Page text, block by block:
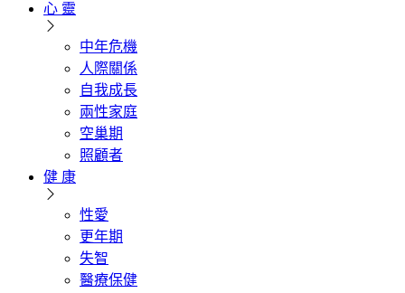
心 靈
中年危機
人際關係
自我成長
兩性家庭
空巢期
照顧者
健 康
性愛
更年期
失智
醫療保健